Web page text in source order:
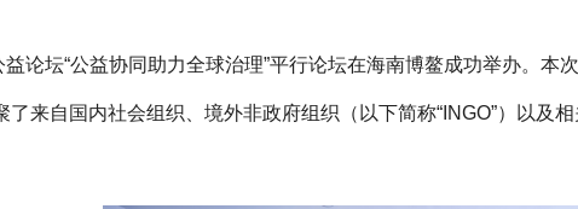
论坛“公益协同助力全球治理”平行论坛在海南博鳌成功举办。
来自国内社会组织、境外非政府组织（以下简称“INGO”）以及